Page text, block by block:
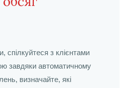
спілкуйтеся з клієнтами
завдяки автоматичному
визначайте, які